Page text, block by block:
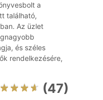
a
található,
Az üzlet
és széles
rendelkezésére,
(47)